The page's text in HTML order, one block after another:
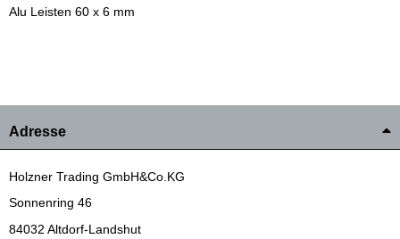
Alu Leisten 60 x 6 mm
Adresse
Holzner Trading GmbH&Co.KG
Sonnenring 46
84032 Altdorf-Landshut